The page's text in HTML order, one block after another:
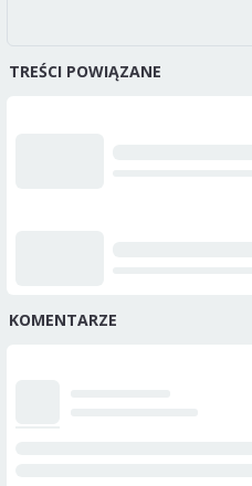
TREŚCI POWIĄZANE
KOMENTARZE